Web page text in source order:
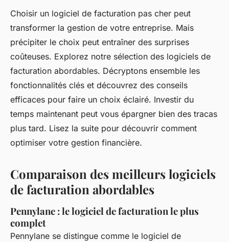
Choisir un logiciel de facturation pas cher peut
transformer la gestion de votre entreprise. Mais
précipiter le choix peut entraîner des surprises
coûteuses. Explorez notre sélection des logiciels de
facturation abordables. Décryptons ensemble les
fonctionnalités clés et découvrez des conseils
efficaces pour faire un choix éclairé. Investir du
temps maintenant peut vous épargner bien des tracas
plus tard. Lisez la suite pour découvrir comment
optimiser votre gestion financière.
Comparaison des meilleurs logiciels
de facturation abordables
Pennylane : le logiciel de facturation le plus
complet
Pennylane se distingue comme le logiciel de